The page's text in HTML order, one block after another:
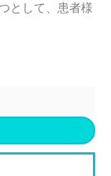
として、患者様